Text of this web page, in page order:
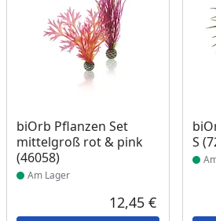
biOrb Pflanzen Set
mittelgroß rot & pink
(46058)
Produkt am Lager
Am Lager
Aktueller
12,45 €
S